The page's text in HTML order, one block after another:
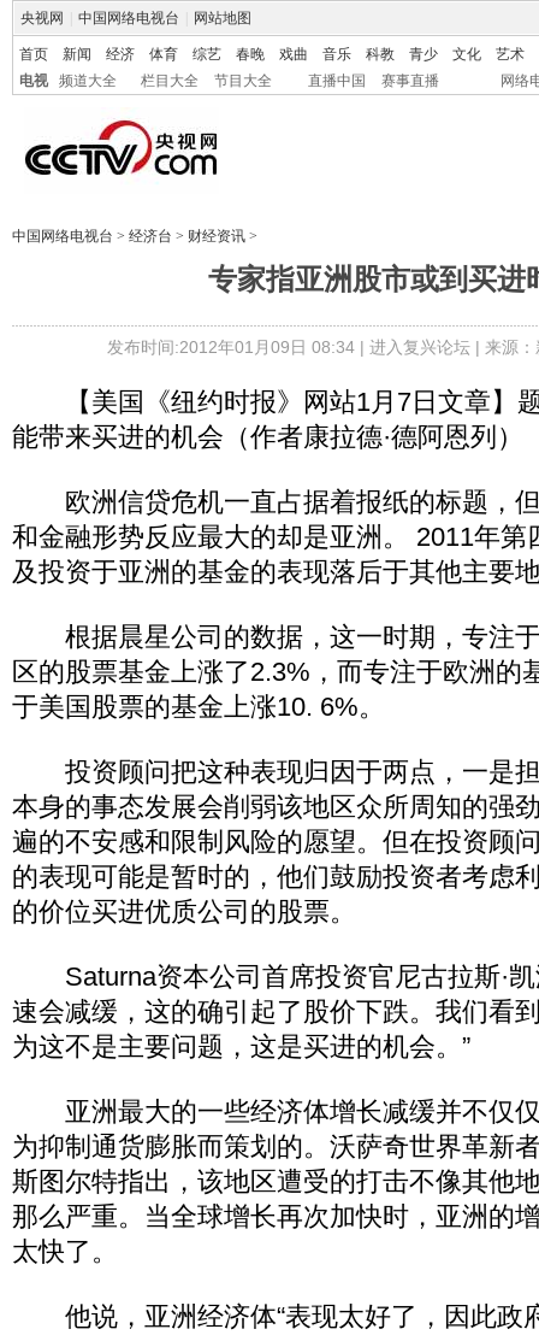
央视网 中国网络电视台 网站地图
首页 新闻 经济 体育 综艺 春晚 戏曲 音乐 科教 青少 文化
艺术
电视
频道大全 栏目大全 节目大全 直播中国 赛事直播 网络
中国网络电视台 > 经济台 > 财经资讯 >
专家指亚洲股市或到买进
发布时间:2012年01月09日 08:34 | 进入复兴论坛| 来源
【美国《纽约时报》网站1月7日文章】
能带来买进的机会（作者康拉德·德阿恩列）
欧洲信贷危机一直占据着报纸的标题，
和金融形势反应最大的却是亚洲。 2011年第
及投资于亚洲的基金的表现落后于其他主要
根据晨星公司的数据，这一时期，专注
区的股票基金上涨了2.3%，而专注于欧洲的
于美国股票的基金上涨10. 6%。
投资顾问把这种表现归因于两点，一是
本身的事态发展会削弱该地区众所周知的强
遍的不安感和限制风险的愿望。但在投资顾
的表现可能是暂时的，他们鼓励投资者考虑
的价位买进优质公司的股票。
Saturna资本公司首席投资官尼古拉斯·凯
速会减缓，这的确引起了股价下跌。我们看
为这不是主要问题，这是买进的机会。”
亚洲最大的一些经济体增长减缓并不仅
为抑制通货膨胀而策划的。沃萨奇世界革新
斯图尔特指出，该地区遭受的打击不像其他
那么严重。当全球增长再次加快时，亚洲的
太快了。
他说，亚洲经济体“表现太好了，因此政